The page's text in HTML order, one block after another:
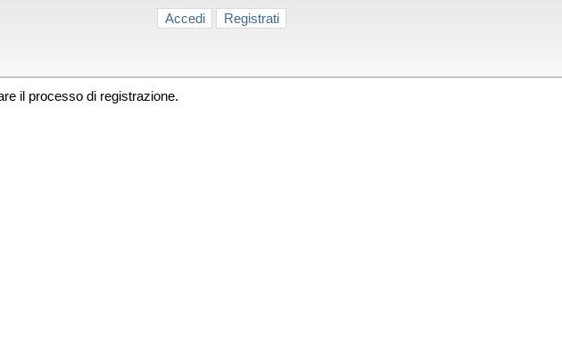
Accedi Registrati
il processo di registrazione.